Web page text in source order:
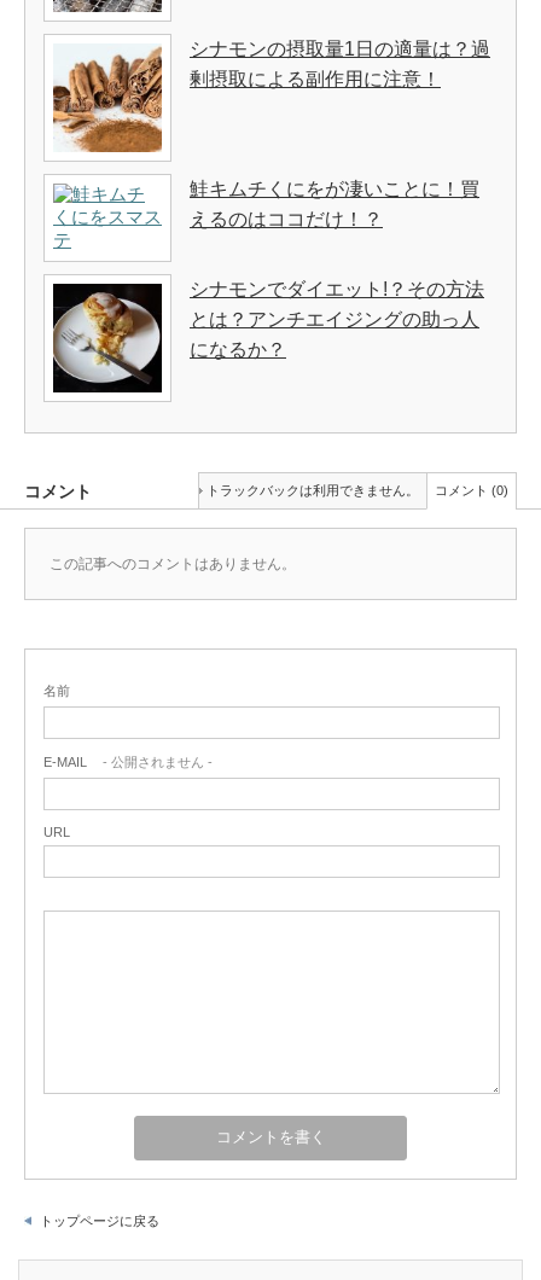
シナモンの摂取量1日の適量は？過
剰摂取による副作用に注意！
鮭キムチくにをが凄いことに！買
えるのはココだけ！？
シナモンでダイエット!？その方法
とは？アンチエイジングの助っ人
になるか？
コメント トラックバックは利用できません。 コメント (0)
この記事へのコメントはありません。
名前
E-MAIL - 公開されません -
URL
トップページに戻る